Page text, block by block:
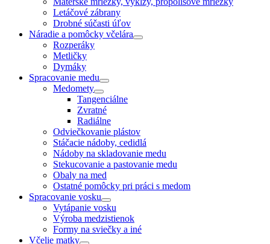
Letáčové zábrany
Drobné súčasti úľov
Náradie a pomôcky včelára
Rozperáky
Metličky
Dymáky
Spracovanie medu
Medomety
Tangenciálne
Zvratné
Radiálne
Odviečkovanie plástov
Stáčacie nádoby, cedidlá
Nádoby na skladovanie medu
Stekucovanie a pastovanie medu
Obaly na med
Ostatné pomôcky pri práci s medom
Spracovanie vosku
Vytápanie vosku
Výroba medzistienok
Formy na sviečky a iné
Včelie matky